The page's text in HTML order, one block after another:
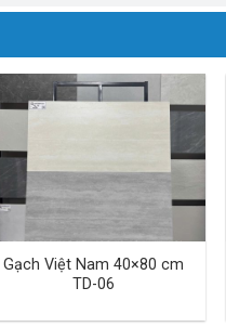
Gạch Việt Nam 40×80 cm
TD-06